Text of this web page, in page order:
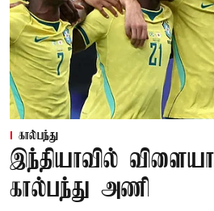
கால்பந்து
இந்தியாவில்
கால்பந்து அணி